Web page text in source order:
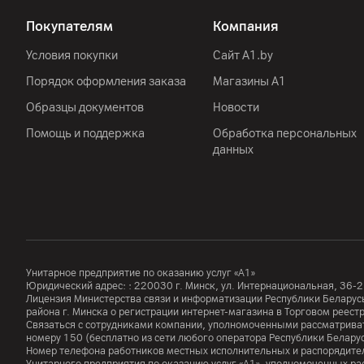
Покупателям
Условия покупки
Порядок оформления заказа
Образцы документов
Помощь и поддержка
Компания
Сайт A1.by
Магазины А1
Новости
Обработка персональных
данных
Унитарное предприятие по оказанию услуг «А1»
Юридический адрес: : 220030 г. Минск, ул. Интернациональная, 36-2
Лицензия Министерства связи и информатизации Республики
района г. Минска о регистрации интернет-магазина в Торговом
Связаться с сотрудниками компании, уполномоченными
номеру 150 (бесплатно из сети любого оператора Республики
Номер телефона работников местных исполнительных и